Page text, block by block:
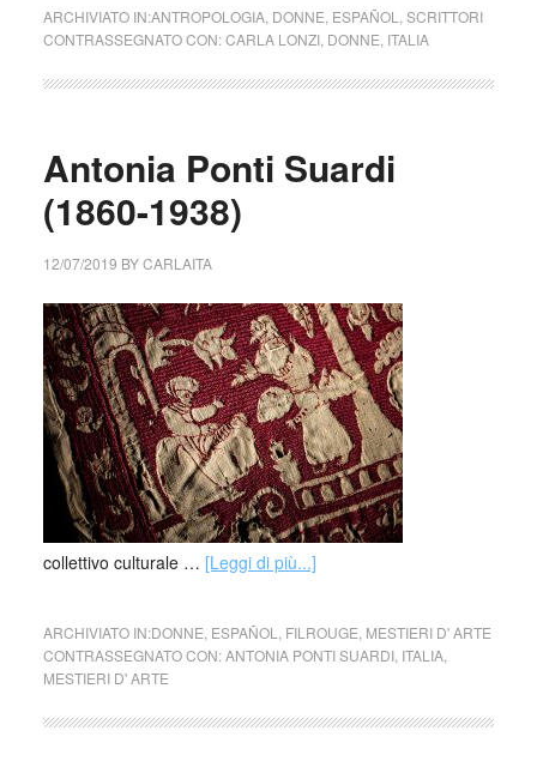
ARCHIVIATO IN:ANTROPOLOGIA, DONNE ESPAÑOL
SCRITTORI
CONTRASSEGNATO CON:CARLA LONZI, DONNE ITALIA
Antonia Ponti Suardi
(1860-1938)
12/07/2019 BYCARLAITA
collettivo culturale … [Leggi di più...]
ARCHIVIATO IN:DONNE ESPAÑOL FILROUGE MESTIERI D' ARTE
CONTRASSEGNATO CON:ANTONIA PONTI SUARDI, ITALIA,
MESTIERI D' ARTE